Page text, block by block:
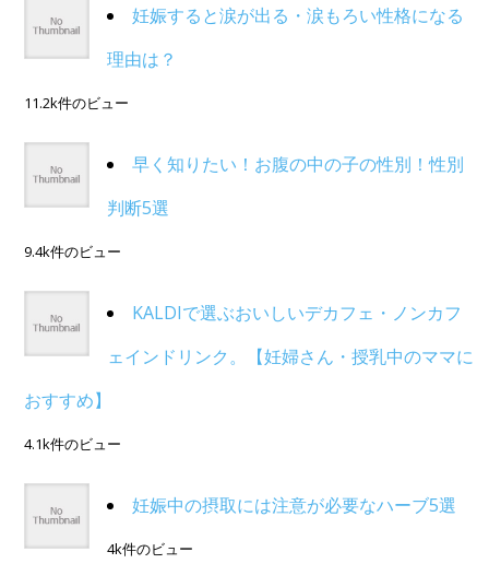
妊娠すると涙が出る・涙もろい性格になる
理由は？
11.2k件のビュー
早く知りたい！お腹の中の子の性別！性別
判断5選
9.4k件のビュー
KALDIで選ぶおいしいデカフェ・ノンカフ
ェインドリンク。【妊婦さん・授乳中のママに
おすすめ】
4.1k件のビュー
妊娠中の摂取には注意が必要なハーブ5選
4k件のビュー